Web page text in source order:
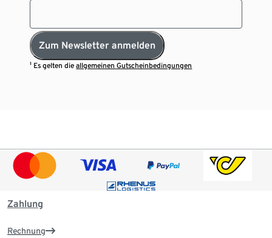
Zum Newsletter anmelden
¹ Es gelten dieallgemeinen Gutscheinbedingungen
Zahlung
Rechnung